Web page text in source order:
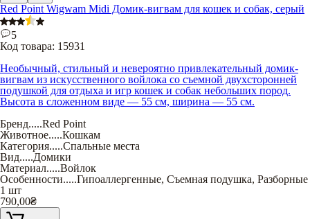
Red Point Wigwam Midi Домик-вигвам для кошек и собак, серый
5
Код товара: 15931
Необычный, стильный и невероятно привлекательный домик-
вигвам из искусственного войлока со съемной двухсторонней
подушкой для отдыха и игр кошек и собак небольших пород.
Высота в сложенном виде — 55 см, ширина — 55 см.
Бренд.....Red Point
Животное.....Кошкам
Категория.....Спальные места
Вид.....Домики
Материал.....Войлок
Особенности.....Гипоаллергенные, Съемная подушка, Разборные
1 шт
790,00₴